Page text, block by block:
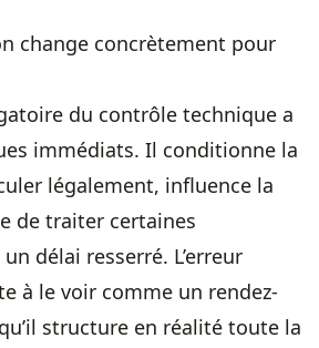
change concrètement pour
du contrôle technique a
immédiats. Il conditionne la
légalement, influence la
de traiter certaines
délai resserré. L’erreur
à le voir comme un rendez-
structure en réalité toute la